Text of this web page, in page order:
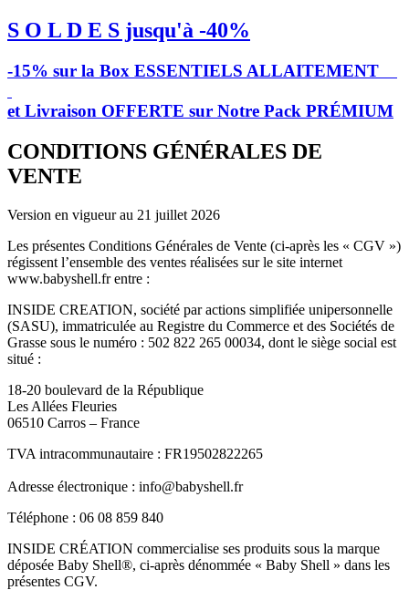
S O L D E S jusqu'à -40%
-15% sur la Box ESSENTIELS ALLAITEMENT
et Livraison OFFERTE sur Notre Pack PRÉMIUM
CONDITIONS GÉNÉRALES DE
VENTE
Version en vigueur au 21 juillet 2026
Les présentes Conditions Générales de Vente (ci-après les « CGV »)
régissent l’ensemble des ventes réalisées sur le site internet
www.babyshell.fr entre :
INSIDE CREATION, société par actions simplifiée unipersonnelle
(SASU), immatriculée au Registre du Commerce et des Sociétés de
Grasse sous le numéro : 502 822 265 00034, dont le siège social est
situé :
18-20 boulevard de la République
Les Allées Fleuries
06510 Carros – France
TVA intracommunautaire : FR19502822265
Adresse électronique : info@babyshell.fr
Téléphone : 06 08 859 840
INSIDE CRÉATION commercialise ses produits sous la marque
déposée Baby Shell®, ci-après dénommée « Baby Shell » dans les
présentes CGV.